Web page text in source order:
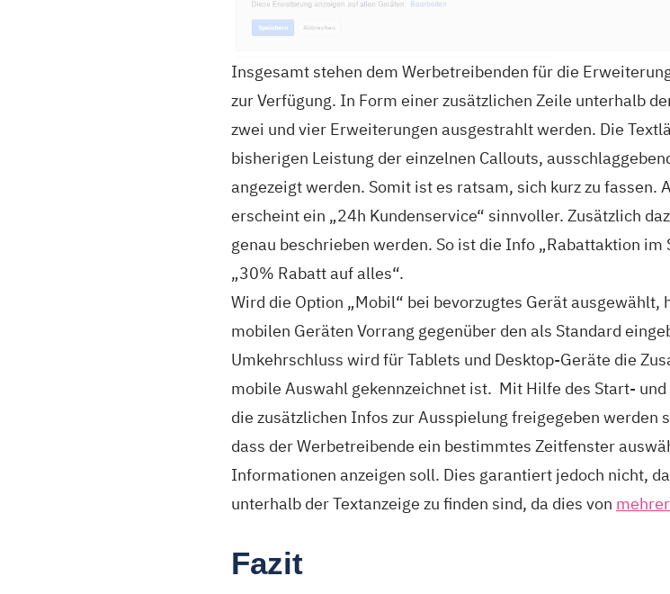
Insgesamt stehen dem Werbetreibenden für die
zur Verfügung. In Form einer zusätzlichen Zeile unterhalb
zwei und vier Erweiterungen ausgestrahlt werden. Die
bisherigen Leistung der einzelnen Callouts,
angezeigt werden. Somit ist es ratsam, sich kurz zu fassen.
erscheint ein „24h Kundenservice“ sinnvoller. Zusätzlich
genau beschrieben werden. So ist die Info „Rabattaktion im
„30% Rabatt auf alles“.
Wird die Option „Mobil“ bei bevorzugtes Gerät ausgewählt,
mobilen Geräten Vorrang gegenüber den als Standard
Umkehrschluss wird für Tablets und Desktop-Geräte die
mobile Auswahl gekennzeichnet ist. Mit Hilfe des Start-
die zusätzlichen Infos zur Ausspielung freigegeben werden
dass der Werbetreibende ein bestimmtes Zeitfenster
Informationen anzeigen soll. Dies garantiert jedoch nicht,
unterhalb der Textanzeige zu finden sind, da dies von
Fazit